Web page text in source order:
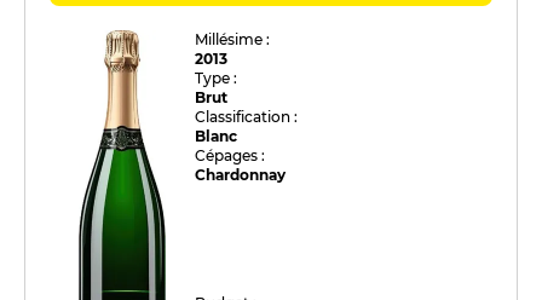
Millésime :
2013
Type :
Brut
Classification :
Blanc
Cépages :
Chardonnay